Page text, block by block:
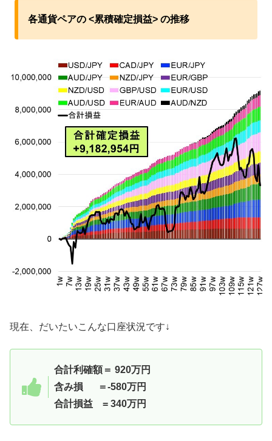
各通貨ペアの <累積確定損益> の推移
現在、だいたいこんな口座状況です↓
合計利確額＝ 920万円
含み損 ＝-580万円
合計損益 = 340万円